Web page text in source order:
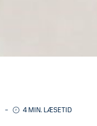
– 4 MIN. LÆSETID